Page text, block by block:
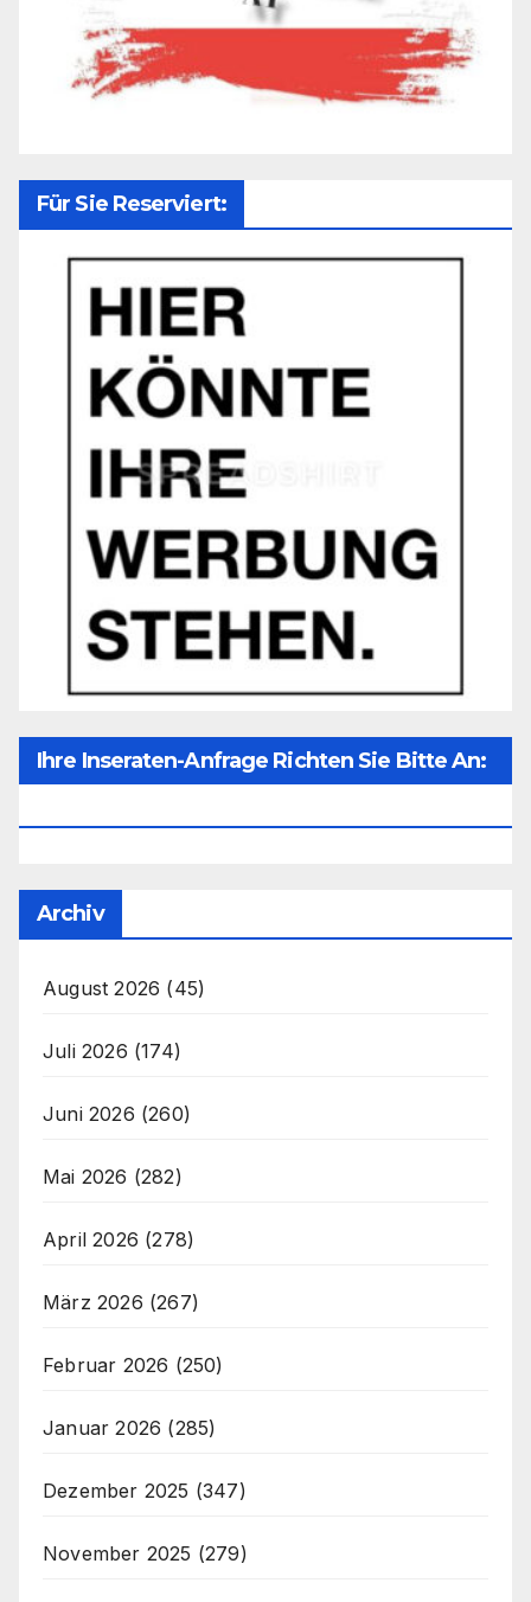
Für Sie Reserviert:
Ihre Inseraten-Anfrage Richten Sie Bitte An:
Archiv
August 2026 (45)
Juli 2026 (174)
Juni 2026 (260)
Mai 2026 (282)
April 2026 (278)
März 2026 (267)
Februar 2026 (250)
Januar 2026 (285)
Dezember 2025 (347)
November 2025 (279)